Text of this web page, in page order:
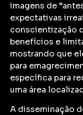
imagens de
expectativas
conscientização
benefícios e
mostrando que
para
específica para
uma área
A disseminação